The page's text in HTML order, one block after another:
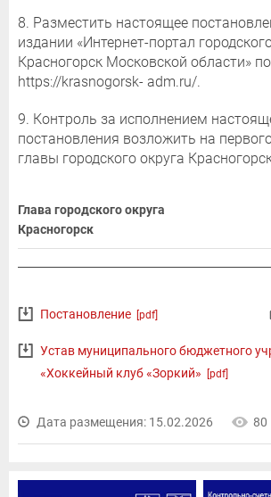
8. Разместить настоящее
издании «Интернет-портал
Красногорск Московской области»
https://krasnogorsk- adm.ru/.
9. Контроль за исполнением
постановления возложить на
главы городского округа
Глава городского округа
Красногорск
Постановление [pdf]
Устав муниципального бюджетного
«Хоккейный клуб «Зоркий»
[pdf]
Дата размещения: 15.02.2026 80